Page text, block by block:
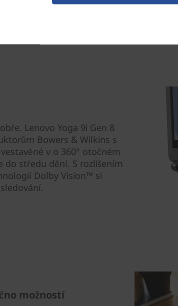
Lenovo Yoga 9i Gen 8
Bowers & Wilkins s
v o 360° otočném
středu dění. S rozlišením
Dolby Vision™ si
možností